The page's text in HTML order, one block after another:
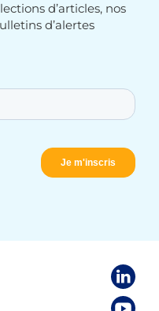
d’articles, nos
d’alertes